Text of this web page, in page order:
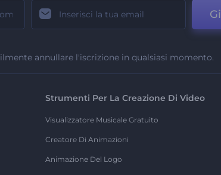
annullare l'iscrizione in qualsiasi momento.
Strumenti Per La Creazione Di Video
Visualizzatore Musicale Gratuito
Creatore Di Animazioni
Animazione Del Logo